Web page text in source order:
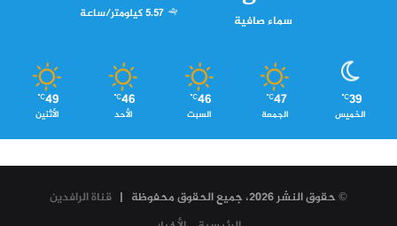
سماء صافية
5.57 كيلومتر/ساعة
39
℃
الخميس
47
℃
الجمعة
46
℃
السبت
46
℃
الأحد
49
℃
الأثنين
© حقوق النشر 2026، جميع الحقوق محفوظة |
قناة الرافدين